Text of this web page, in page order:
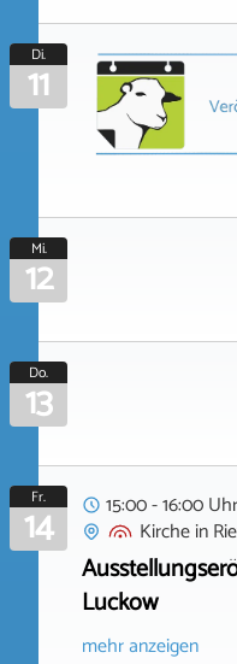
Di.
11
Mi.
12
Do.
13
Fr.
14
15:00 - 16:00 Uhr
Kirchein
Luckow
mehr anzeigen